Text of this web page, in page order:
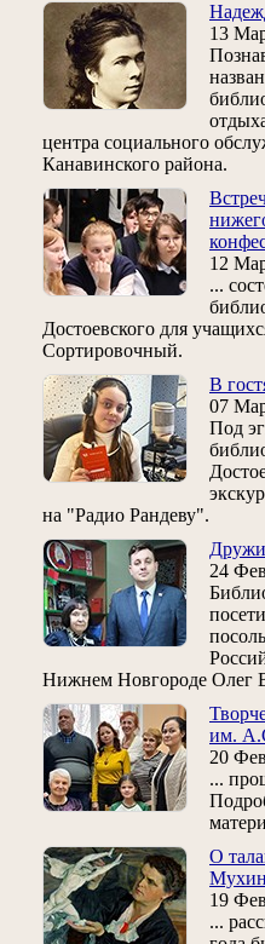
13
центра социального
Канавинского района.
12
...
Достоевского для
Сортировочный.
В
07
Под
на "Радио Рандеву".
24
Нижнем Новгороде Олег
им.
20
...
О
19
...